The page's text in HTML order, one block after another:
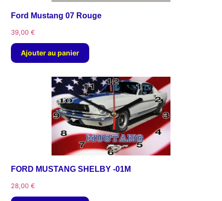
Ford Mustang 07 Rouge
39,00 €
Ajouter au panier
FORD MUSTANG SHELBY -01M
28,00 €